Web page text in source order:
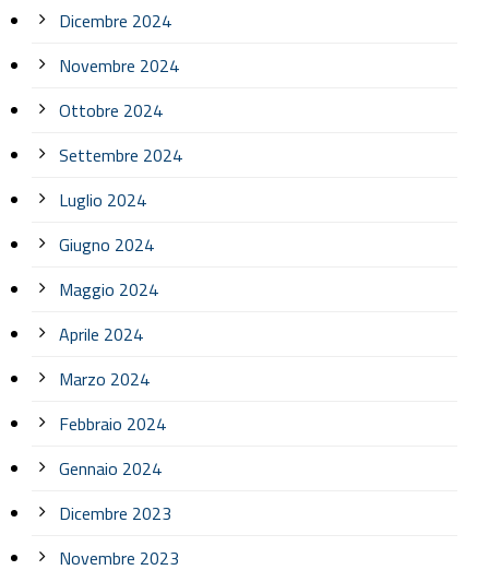
Dicembre 2024
Novembre 2024
Ottobre 2024
Settembre 2024
Luglio 2024
Giugno 2024
Maggio 2024
Aprile 2024
Marzo 2024
Febbraio 2024
Gennaio 2024
Dicembre 2023
Novembre 2023